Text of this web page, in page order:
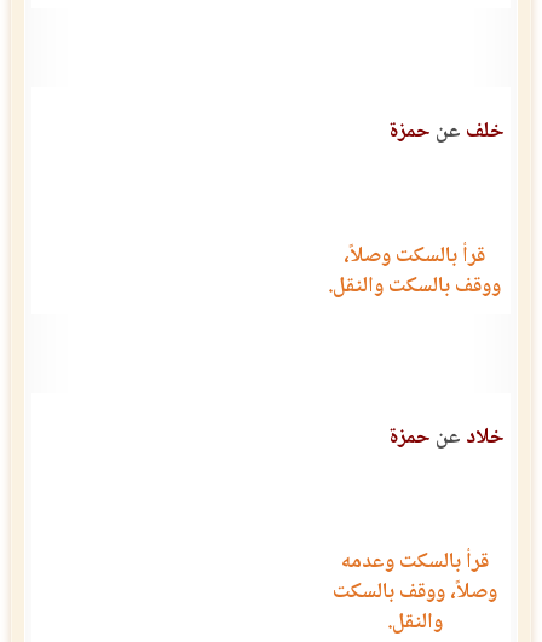
خلف عن حمزة
قرأ بالسكت وصلاً،
ووقف بالسكت والنقل.
خلاد عن حمزة
قرأ بالسكت وعدمه
وصلاً، ووقف بالسكت
والنقل.